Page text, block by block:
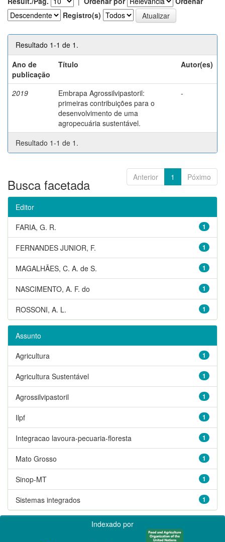
Registro(s)
Resultado 1-1 de 1.
Ano de
publicação
Título Autor(es)
2019
Embrapa Agrossilvipastoril:
primeiras contribuições para o
desenvolvimento de uma
agropecuária sustentável.
-
Resultado 1-1 de 1.
Anterior 1 Póximo
Busca facetada
Editor
1
FARIA, G. R.
1
FERNANDES JUNIOR, F.
1
MAGALHÃES, C. A. de S.
1
NASCIMENTO, A. F. do
1
ROSSONI, A. L.
Assunto
1
Agricultura
1
Agricultura Sustentável
1
Agrossilvipastoril
1
Ilpf
1
Integracao lavoura-pecuaria-floresta
1
Mato Grosso
1
Sinop-MT
1
Sistemas integrados
Indexado por